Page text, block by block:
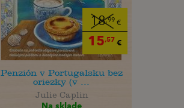
18,99 €
15,57 €
Penzión v Portugalsku bez
oriezky (v ...
Julie Caplin
Na sklade